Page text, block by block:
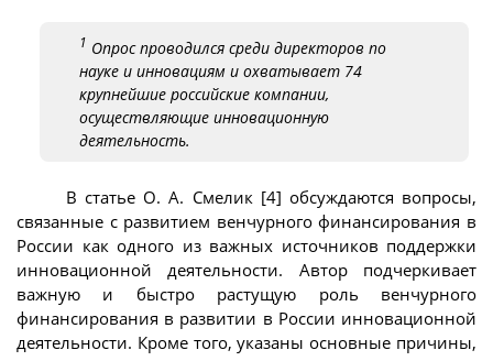
1 Опрос проводился среди директоров по
науке и инновациям и охватывает 74
крупнейшие российские компании,
осуществляющие инновационную
деятельность.
В статье О. А. Смелик [4] обсуждаются вопросы,
связанные с развитием венчурного финансирования в
России как одного из важных источников поддержки
инновационной деятельности. Автор подчеркивает
важную и быстро растущую роль венчурного
финансирования в развитии в России инновационной
деятельности. Кроме того, указаны основные причины,